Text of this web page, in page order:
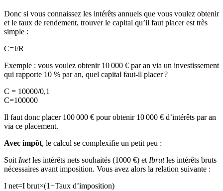
Donc si vous connaissez les intérêts annuels que vous voulez obtenir
et le taux de rendement, trouver le capital qu’il faut placer est très
simple :
C=I/R
Exemple : vous voulez obtenir 10 000 € par an via un investissement
qui rapporte 10 % par an, quel capital faut-il placer ?
C = 10000/0,1
C=100000
Il faut donc placer 100 000 € pour obtenir 10 000 € d’intérêts par an
via ce placement.
Avec impôt, le calcul se complexifie un petit peu :
Soit Inet​ les intérêts nets souhaités (1000 €) et Ibrut​ les intérêts bruts
nécessaires avant imposition. Vous avez alors la relation suivante :
I net ​ =I brut ​ ×(1−Taux d’imposition)